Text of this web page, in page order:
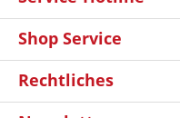
Shop Service
Rechtliches